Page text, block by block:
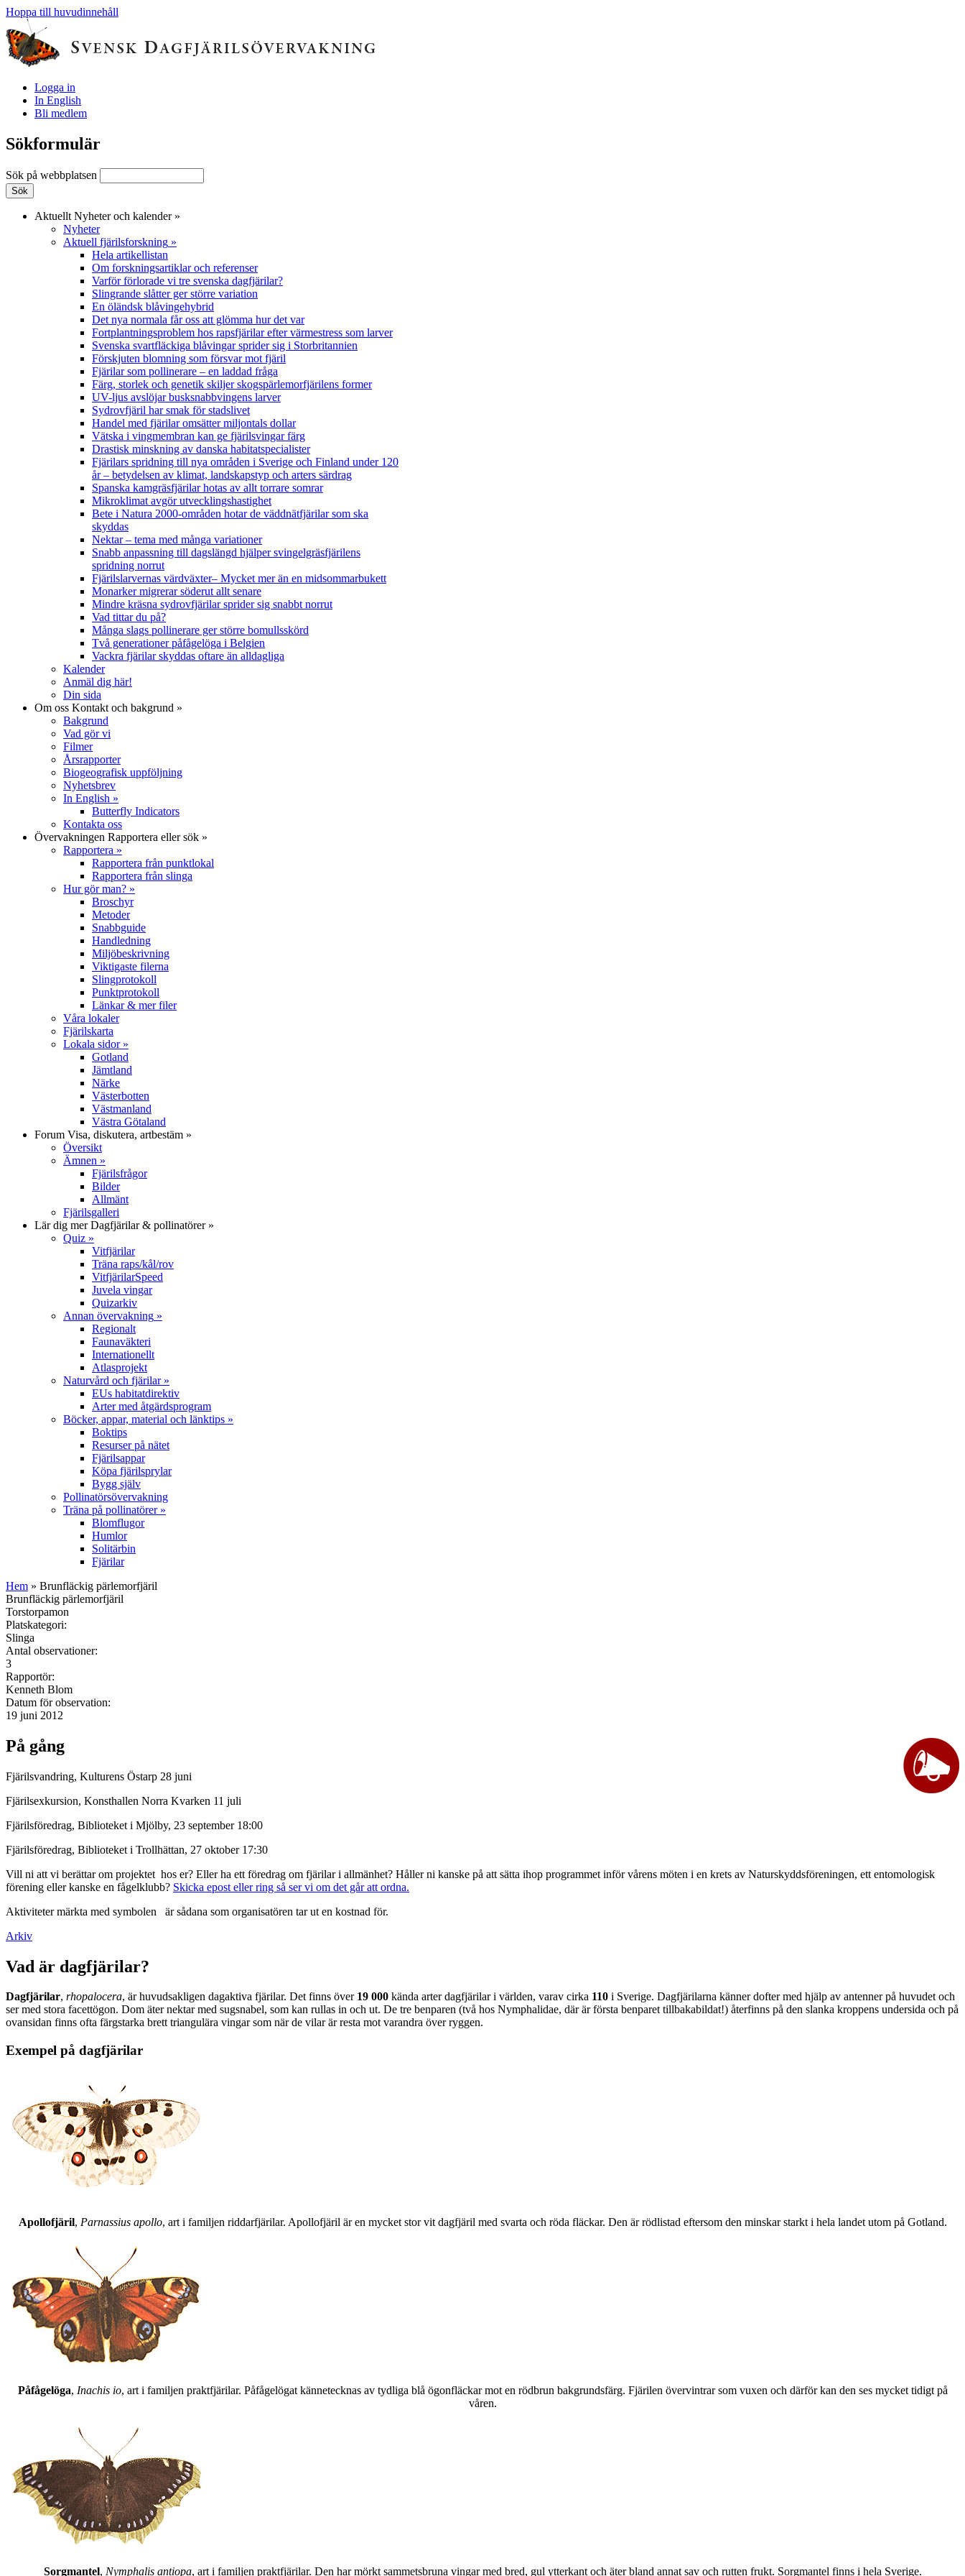
Hoppa till huvudinnehåll
Logga in
In English
Bli medlem
Sökformulär
Sök på webbplatsen
Aktuellt Nyheter och kalender»
Nyheter
Aktuell fjärilsforskning »
Hela artikellistan
Om forskningsartiklar och referenser
Varför förlorade vi tre svenska dagfjärilar?
Slingrande slåtter ger större variation
En öländsk blåvingehybrid
Det nya normala får oss att glömma hur det var
Fortplantningsproblem hos rapsfjärilar efter värmestress som larver
Svenska svartfläckiga blåvingar sprider sig i Storbritannien
Förskjuten blomning som försvar mot fjäril
Fjärilar som pollinerare – en laddad fråga
Färg, storlek och genetik skiljer skogspärlemorfjärilens former
UV-ljus avslöjar busksnabbvingens larver
Sydrovfjäril har smak för stadslivet
Handel med fjärilar omsätter miljontals dollar
Vätska i vingmembran kan ge fjärilsvingar färg
Drastisk minskning av danska habitatspecialister
Fjärilars spridning till nya områden i Sverige och Finland under 120
år– betydelsen av klimat, landskapstyp och arters särdrag
Spanska kamgräsfjärilar hotas av allt torrare somrar
Mikroklimat avgör utvecklingshastighet
Bete i Natura 2000-områden hotar de väddnätfjärilar som ska
skyddas
Nektar – tema med många variationer
Snabb anpassning till dagslängd hjälper svingelgräsfjärilens
spridning norrut
Fjärilslarvernas värdväxter– Mycket mer än en midsommarbukett
Monarker migrerar söderut allt senare
Mindre kräsna sydrovfjärilar sprider sig snabbt norrut
Vad tittar du på?
Många slags pollinerare ger större bomullsskörd
Två generationer påfågelöga i Belgien
Vackra fjärilar skyddas oftare än alldagliga
Kalender
Anmäl dig här!
Din sida
Om oss Kontakt och bakgrund »
Bakgrund
Vad gör vi
Filmer
Årsrapporter
Biogeografisk uppföljning
Nyhetsbrev
In English »
Butterfly Indicators
Kontakta oss
Övervakningen Rapportera eller sök »
Rapportera »
Rapportera från punktlokal
Rapportera från slinga
Hur gör man? »
Broschyr
Metoder
Snabbguide
Handledning
Miljöbeskrivning
Viktigaste filerna
Slingprotokoll
Punktprotokoll
Länkar & mer filer
Våra lokaler
Fjärilskarta
Lokala sidor»
Gotland
Jämtland
Närke
Västerbotten
Västmanland
Västra Götaland
Forum Visa, diskutera, artbestäm »
Översikt
Ämnen »
Fjärilsfrågor
Bilder
Allmänt
Fjärilsgalleri
Lär dig merDagfjärilar & pollinatörer»
Quiz »
Vitfjärilar
Träna raps/kål/rov
VitfjärilarSpeed
Juvela vingar
Quizarkiv
Annan övervakning »
Regionalt
Faunaväkteri
Internationellt
Atlasprojekt
Naturvård och fjärilar»
EUs habitatdirektiv
Arter med åtgärdsprogram
Böcker, appar, material och länktips »
Boktips
Resurser på nätet
Fjärilsappar
Köpa fjärilsprylar
Bygg själv
Pollinatörsövervakning
Träna på pollinatörer»
Blomflugor
Humlor
Solitärbin
Fjärilar
Hem » Brunfläckig pärlemorfjäril
Brunfläckig pärlemorfjäril
Torstorpamon
Platskategori:
Slinga
Antal observationer:
3
Rapportör:
Kenneth Blom
Datum för observation:
19 juni 2012
På gång
Fjärilsvandring, Kulturens Östarp 28 juni
Fjärilsexkursion, Konsthallen Norra Kvarken 11 juli
Fjärilsföredrag, Biblioteket i Mjölby, 23 september 18:00
Fjärilsföredrag, Biblioteket i Trollhättan, 27 oktober 17:30
Vill ni att vi berättar om projektet hos er? Eller ha ett föredrag om fjärilar i allmänhet? Håller ni kanske på att sätta ihop programmet inför vårens möten i en krets av Naturskyddsföreningen, ett entomologisk
förening eller kanske en fågelklubb? Skicka epost eller ring så ser vi om det går att ordna.
Aktiviteter märkta med symbolen
är sådana som organisatören tar ut en kostnad för.
Arkiv
Vad är dagfjärilar?
Dagfjärilar, rhopalocera, är huvudsakligen dagaktiva fjärilar. Det finns över 19 000 kända arter dagfjärilar i världen, varav cirka 110 i Sverige. Dagfjärilarna känner dofter med hjälp av antenner på huvudet och
ser med stora facettögon. Dom äter nektar med sugsnabel, som kan rullas in och ut. De tre benparen (två hos Nymphalidae, där är första benparet tillbakabildat!) återfinns på den slanka kroppens undersida och på
ovansidan finns ofta färgstarka brett triangulära vingar som när de vilar är resta mot varandra över ryggen.
Exempel på dagfjärilar
Apollofjäril, Parnassius apollo, art i familjen riddarfjärilar. Apollofjäril är en mycket stor vit dagfjäril med svarta och röda fläckar. Den är rödlistad eftersom den minskar starkt i hela landet utom på Gotland.
Påfågelöga, Inachis io, art i familjen praktfjärilar. Påfågelögat kännetecknas av tydliga blå ögonfläckar mot en rödbrun bakgrundsfärg. Fjärilen övervintrar som vuxen och därför kan den ses mycket tidigt på
våren.
Sorgmantel, Nymphalis antiopa, art i familjen praktfjärilar. Den har mörkt sammetsbruna vingar med bred, gul ytterkant och äter bland annat sav och rutten frukt. Sorgmantel finns i hela Sverige.